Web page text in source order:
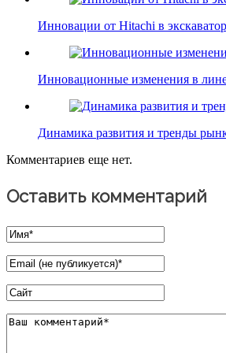
Инновации от Hitachi в
Инновационные изменения в
Динамика развития и тренды
Комментариев еще нет.
Оставить комментарий